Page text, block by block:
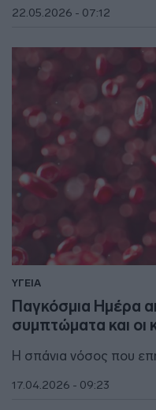
22.05.2026 - 07:12
ΥΓΕΙΑ
Παγκόσμια Ημέρα
συμπτώματα και οι
Η σπάνια νόσος που
17.04.2026 - 09:23